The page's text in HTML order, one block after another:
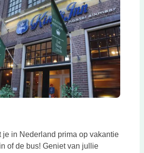
je in Nederland prima op vakantie
of de bus! Geniet van jullie